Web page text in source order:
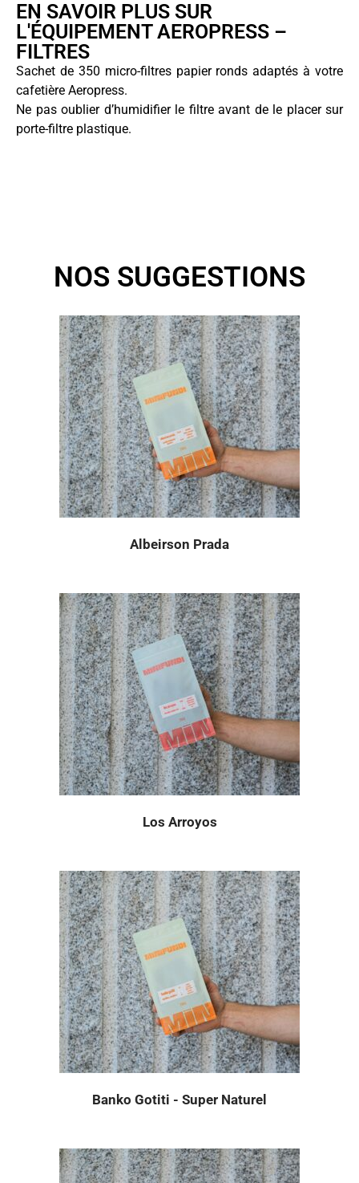
EN SAVOIR PLUS SUR
L'ÉQUIPEMENT AEROPRESS –
FILTRES
Sachet de 350 micro-filtres papier ronds adaptés à votre
cafetière Aeropress.
Ne pas oublier d’humidifier le filtre avant de le placer sur
porte-filtre plastique.
NOS SUGGESTIONS
Albeirson Prada
Los Arroyos
Banko Gotiti - Super Naturel